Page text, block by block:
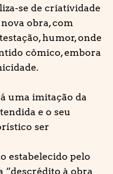
se de criatividade
obra, com
humor, onde
cômico, embora
uma imitação da
e o seu
ser
estabelecido pelo
“descrédito à obra